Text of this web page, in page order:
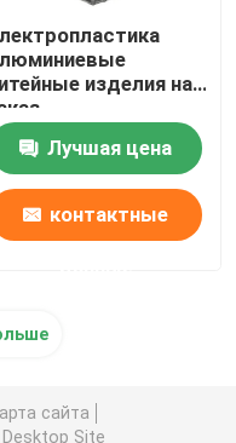
изделия на
Лучшая цена
контактные
сайта
Desktop Site